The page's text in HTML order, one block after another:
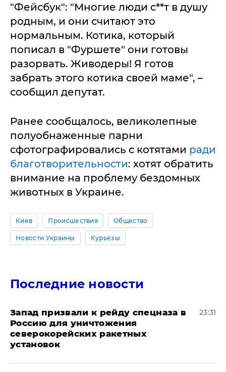
"Фейсбук": "Многие люди с**т в душу
родным, и они считают это
нормальным. Котика, который
пописал в "Фуршете" они готовы
разорвать. Живодеры! Я готов
забрать этого котика своей маме", –
сообщил депутат.
Ранее сообщалось, великолепные
полуобнаженные парни
сфотографировались с котятами ради
благотворительности: хотят обратить
внимание на проблему бездомных
животных в Украине.
Киев Происшествия Общество
Новости Украины Курьезы
Последние новости
Запад призвали к рейду спецназа в
Россию для уничтожения
северокорейских ракетных
установок
23:31